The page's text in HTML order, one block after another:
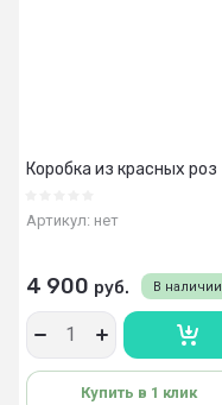
Коробка из красных роз
Артикул: нет
В наличии
4 900 руб.
Купить в 1 клик